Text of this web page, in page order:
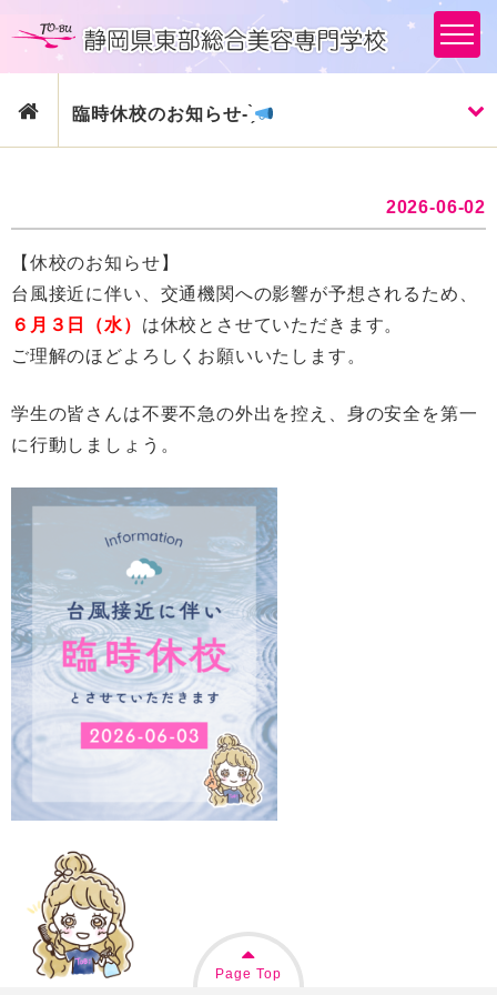
臨時休校のお知らせ- ̗̀
2026-06-02
【休校のお知らせ】
台風接近に伴い、交通機関への影響が予想されるため、
６月３日（水） は休校とさせていただきます。
ご理解のほどよろしくお願いいたします。
学生の皆さんは不要不急の外出を控え、身の安全を第一
に行動しましょう。
Page Top